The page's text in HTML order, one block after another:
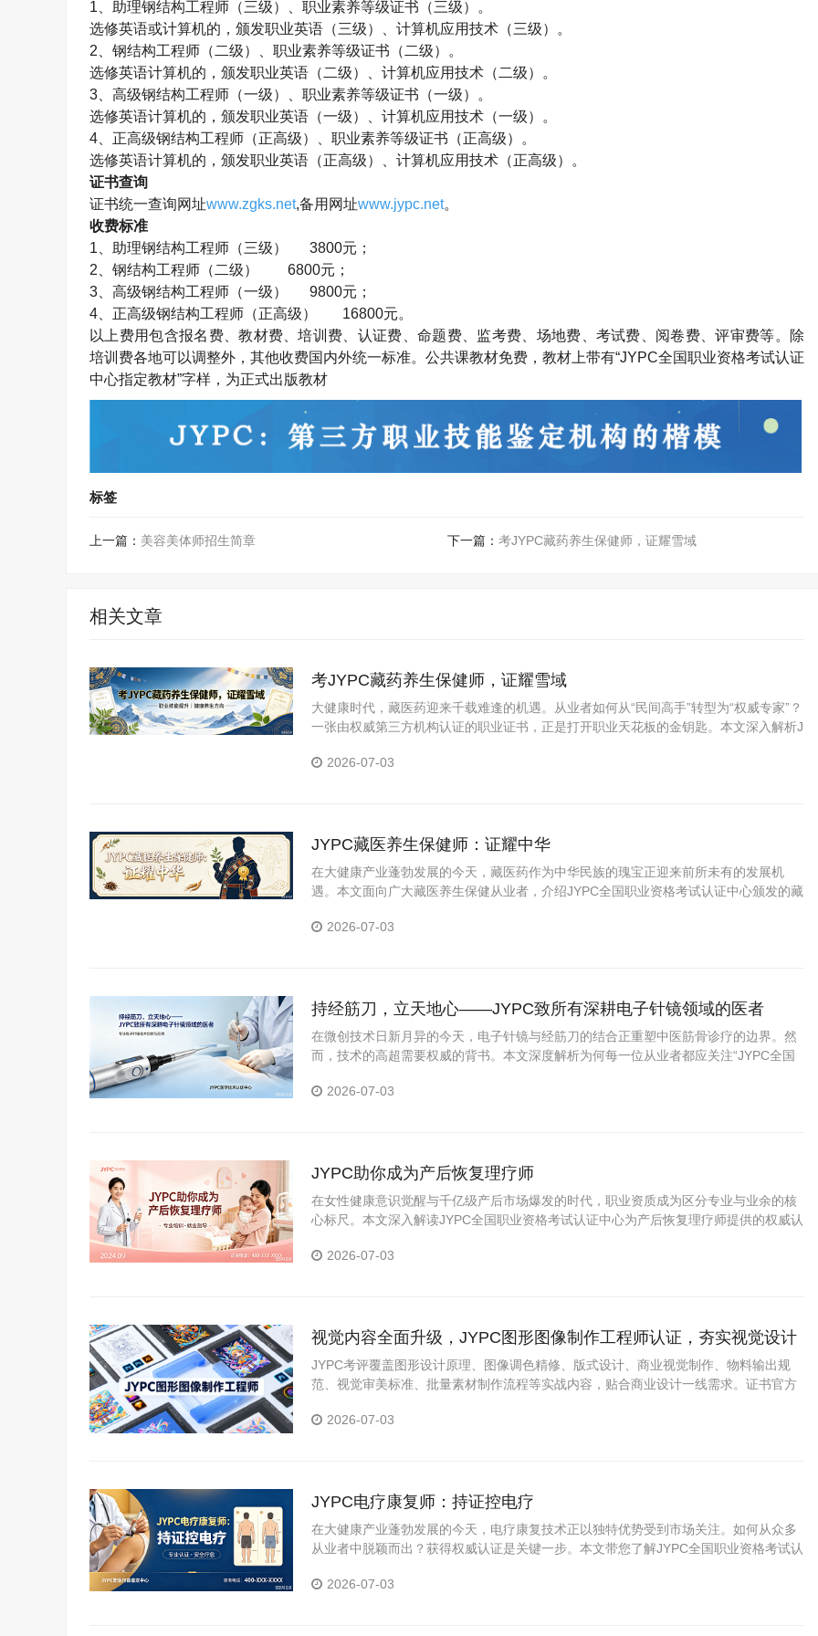
1 、助理钢结构工程师（三级）、职业素养等级证书（三级）。
选修英语或计算机的，颁发职业英语（三级）、计算机应用技术（三级）。
2 、钢结构工程师（二级）、职业素养等级证书（二级）。
选修英语计算机的，颁发职业英语（二级）、计算机应用技术（二级）。
3 、高级钢结构工程师（一级）、职业素养等级证书（一级）。
选修英语计算机的，颁发职业英语（一级）、计算机应用技术（一级）。
4 、正高级钢结构工程师（正高级）、职业素养等级证书（正高级）。
选修英语计算机的，颁发职业英语（正高级）、计算机应用技术（正高级）。
证书查询
证书统一查询网址www.zgks.net,备用网址www.jypc.net。
收费标准
1 、助理钢结构工程师（三级） 3800元；
2 、钢结构工程师（二级） 6800元；
3 、高级钢结构工程师（一级） 9800元；
4 、正高级钢结构工程师（正高级） 16800元。
以上费用包含报名费、教材费、培训费、认证费、命题费、监考费、场地费、考试费、阅卷费、评审费等。除
培训费各地可以调整外，其他收费国内外统一标准。公共课教材免费，教材上带有“JYPC全国职业资格考试认证
中心指定教材”字样，为正式出版教材
标签
上一篇： 美容美体师招生简章 下一篇： 考JYPC藏药养生保健师，证耀雪域
相关文章
考JYPC藏药养生保健师，证耀雪域
大健康时代，藏医药迎来千载难逢的机遇。从业者如何从“民间高手”转型为“权威专家”？
一张由权威第三方机构认证的职业证书，正是打开职业天花板的金钥匙。本文深入解析J
2026-07-03
JYPC藏医养生保健师：证耀中华
在大健康产业蓬勃发展的今天，藏医药作为中华民族的瑰宝正迎来前所未有的发展机
遇。本文面向广大藏医养生保健从业者，介绍JYPC全国职业资格考试认证中心颁发的藏
2026-07-03
持经筋刀，立天地心——JYPC致所有深耕电子针镜领域的医者
在微创技术日新月异的今天，电子针镜与经筋刀的结合正重塑中医筋骨诊疗的边界。然
而，技术的高超需要权威的背书。本文深度解析为何每一位从业者都应关注“JYPC全国
2026-07-03
JYPC助你成为产后恢复理疗师
在女性健康意识觉醒与千亿级产后市场爆发的时代，职业资质成为区分专业与业余的核
心标尺。本文深入解读JYPC全国职业资格考试认证中心为产后恢复理疗师提供的权威认
2026-07-03
视觉内容全面升级，JYPC图形图像制作工程师认证，夯实视觉设计
职场硬资质
JYPC考评覆盖图形设计原理、图像调色精修、版式设计、商业视觉制作、物料输出规
范、视觉审美标准、批量素材制作流程等实战内容，贴合商业设计一线需求。证书官方
2026-07-03
JYPC电疗康复师：持证控电疗
在大健康产业蓬勃发展的今天，电疗康复技术正以独特优势受到市场关注。如何从众多
从业者中脱颖而出？获得权威认证是关键一步。本文带您了解JYPC全国职业资格考试认
展。2026-07-03